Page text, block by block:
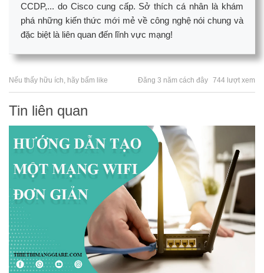
CCDP,... do Cisco cung cấp. Sở thích cá nhân là khám
phá những kiến thức mới mẻ về công nghệ nói chung và
đặc biệt là liên quan đến lĩnh vực mạng!
Nếu thấy hữu ích, hãy bấm like Đăng 3 năm cách đây 744 lượt xem
Tin liên quan